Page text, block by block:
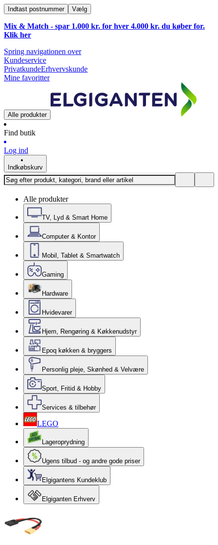
Indtast postnummer Vælg
Mix & Match - spar 1.000 kr. for hver 4.000 kr. du køber for.
Klik her
Spring navigationen over
Kundeservice
PrivatkundeErhvervskunde
Mine favoritter
Alle produkter
Find butik
Log ind
Indkøbskurv
Alle produkter
TV, Lyd & Smart Home
Computer & Kontor
Mobil, Tablet & Smartwatch
Gaming
Hardware
Hvidevarer
Hjem, Rengøring & Køkkenudstyr
Epoq køkken & bryggers
Personlig pleje, Skønhed & Velvære
Sport, Fritid & Hobby
Services & tilbehør
LEGO
Lageroprydning
Ugens tilbud - og andre gode priser
Elgigantens Kundeklub
Elgiganten Erhverv